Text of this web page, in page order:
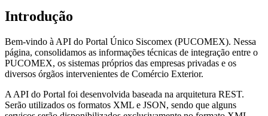
Introdução
Bem-vindo à API do Portal Único Siscomex (PUCOMEX). Nessa
página, consolidamos as informações técnicas de integração entre o
PUCOMEX, os sistemas próprios das empresas privadas e os
diversos órgãos intervenientes de Comércio Exterior.
A API do Portal foi desenvolvida baseada na arquitetura REST.
Serão utilizados os formatos XML e JSON, sendo que alguns